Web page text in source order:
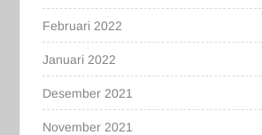
Februari 2022
Januari 2022
Desember 2021
November 2021